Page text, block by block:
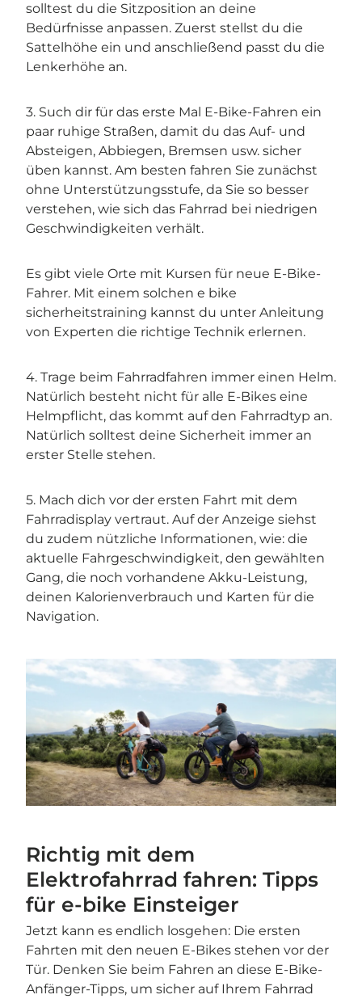
solltest du die Sitzposition an deine
Bedürfnisse anpassen. Zuerst stellst du die
Sattelhöhe ein und anschließend passt du die
Lenkerhöhe an.
3. Such dir für das erste Mal E-Bike-Fahren ein
paar ruhige Straßen, damit du das Auf- und
Absteigen, Abbiegen, Bremsen usw. sicher
üben kannst. Am besten fahren Sie zunächst
ohne Unterstützungsstufe, da Sie so besser
verstehen, wie sich das Fahrrad bei niedrigen
Geschwindigkeiten verhält.
Es gibt viele Orte mit Kursen für neue E-Bike-
Fahrer. Mit einem solchen e bike
sicherheitstraining kannst du unter Anleitung
von Experten die richtige Technik erlernen.
4. Trage beim Fahrradfahren immer einen Helm.
Natürlich besteht nicht für alle E-Bikes eine
Helmpflicht, das kommt auf den Fahrradtyp an.
Natürlich solltest deine Sicherheit immer an
erster Stelle stehen.
5. Mach dich vor der ersten Fahrt mit dem
Fahrradisplay vertraut. Auf der Anzeige siehst
du zudem nützliche Informationen, wie: die
aktuelle Fahrgeschwindigkeit, den gewählten
Gang, die noch vorhandene Akku-Leistung,
deinen Kalorienverbrauch und Karten für die
Navigation.
Richtig mit dem
Elektrofahrrad fahren: Tipps
für e-bike Einsteiger
Jetzt kann es endlich losgehen: Die ersten
Fahrten mit den neuen E-Bikes stehen vor der
Tür. Denken Sie beim Fahren an diese E-Bike-
Anfänger-Tipps, um sicher auf Ihrem Fahrrad